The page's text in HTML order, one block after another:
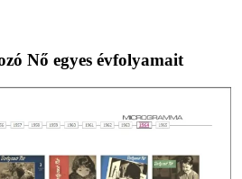
Nő egyes évfolyamait